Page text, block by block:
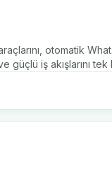
otomatik
güçlü iş akışlarını
geçmesine ve
yönetmesine